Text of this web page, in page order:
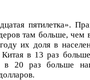
пятилетка».
там больше, чем
их доля в
в 13 раз больше
20 раз больше